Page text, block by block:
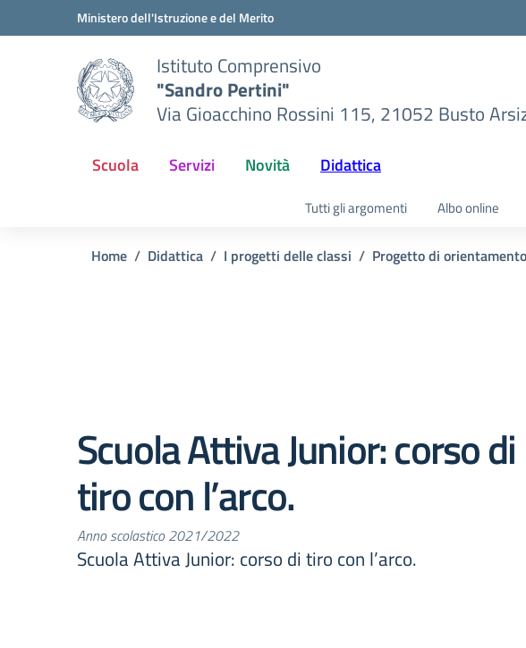
Vai ai contenuti
Vai al menu di navigazioneMinistero dell'Istruzione e del Merito
Istituto Comprensivo
"Sandro Pertini"
Via Gioacchino Rossini 115, 21052 Busto
Scuola Servizi Novità Didattica
Tutti gli argomenti Albo online
Home Didattica I progetti delle classi Progetto di orientamento
Scuola Attiva Junior: corso di
tiro con l’arco.
Anno scolastico 2021/2022
Scuola Attiva Junior: corso di tiro con l’arco.